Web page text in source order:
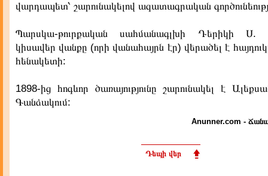
վարդապետ՝ շարունակելով ազատագրական
Պարսկա-թուրքական սահմանագլխի Դերիկի Ս.
կիսավեր վանքը (որի վանահայրն էր) վերածել է
հենակետի:
1898-ից հոգևոր ծառայությունը շարունակել է
Գանձակում:
Anunner.com -
Դեպի վեր